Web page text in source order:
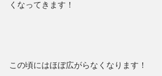
くなってきます！
この頃にはほぼ広がらなくなります！